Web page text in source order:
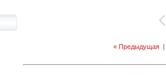
« Предыдущая|